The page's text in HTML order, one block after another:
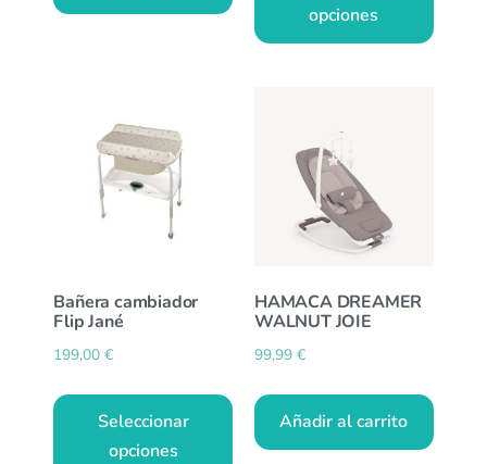
opciones
Bañera cambiador
Flip Jané
199,00€
Seleccionar
opciones
HAMACA DREAMER
WALNUT JOIE
99,99 €
Añadir al carrito